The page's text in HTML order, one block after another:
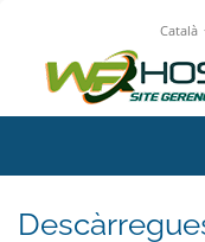
Català